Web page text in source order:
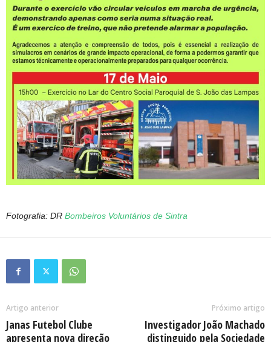
Fotografia: DR Bombeiros Voluntários de Sintra
Artigo anterior
Janas Futebol Clube
apresenta nova direção
Próximo artigo
Investigador João Machado
distinguido pela Sociedade